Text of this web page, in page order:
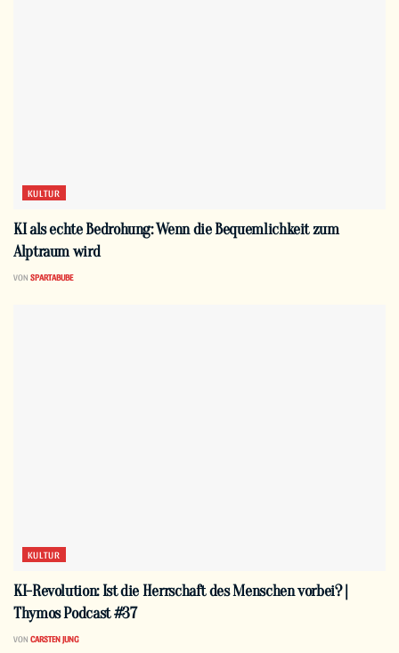
KULTUR
KI als echte Bedrohung: Wenn die Bequemlichkeit zum
Alptraum wird
VON SPARTABUBE
KULTUR
KI-Revolution: Ist die Herrschaft des Menschen vorbei? |
Thymos Podcast #37
VON CARSTEN JUNG